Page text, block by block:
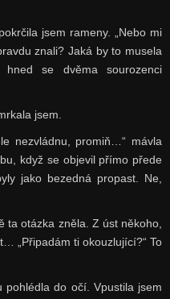
jsem rameny. „Nebo mi
znali? Jaká by to musela
se dvěma sourozenci
jsem.
nezvládnu, promiň…“ mávla
když se objevil přímo přede
jako bezedná propast. Ne,
ta otázka zněla. Z úst někoho,
„Připadám ti okouzlující?“ To
pohlédla do očí. Vpustila jsem